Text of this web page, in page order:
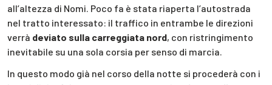
all’altezza di Nomi. Poco fa è stata riaperta l’autostrada
nel tratto interessato: il traffico in entrambe le direzioni
verrà deviato sulla carreggiata nord, con ristringimento
inevitabile su una sola corsia per senso di marcia.
In questo modo già nel corso della notte si procederà con i